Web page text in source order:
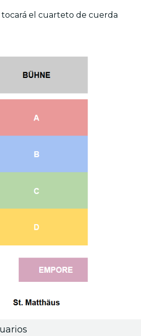
el cuarteto de cuerda